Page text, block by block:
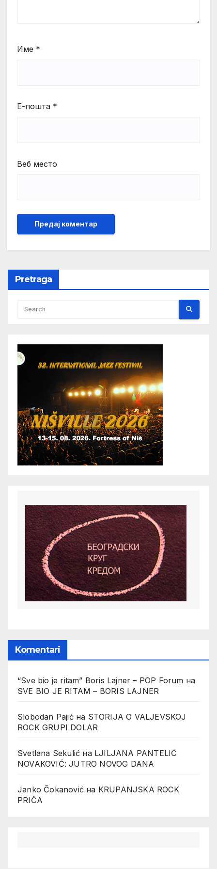
Име *
Е-пошта *
Веб место
Pretraga
Komentari
“Sve bio je ritam” Boris Lajner – POP Forum на
SVE BIO JE RITAM – BORIS LAJNER
Slobodan Pajićна STORIJA O VALJEVSKOJ
ROCK GRUPI DOLAR
Svetlana Sekulić на LJILJANA PANTELIĆ
NOVAKOVIĆ: JUTRO NOVOG DANA
Janko Čokanović на KRUPANJSKA ROCK
PRIČA